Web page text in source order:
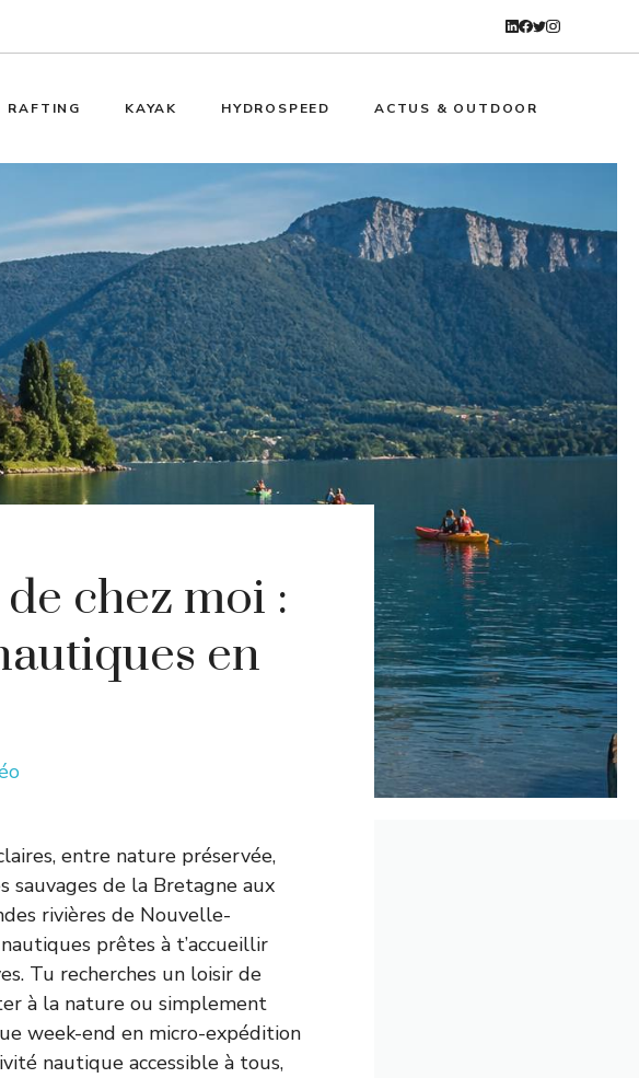
RAFTING KAYAK HYDROSPEED ACTUS & OUTDOOR
chez moi :
en
entre nature préservée,
sauvages de la Bretagne aux
rivières de Nouvelle-
prêtes à t’accueillir
Tu recherches un loisir de
à la nature ou simplement
week-end en micro-expédition
nautique accessible à tous,